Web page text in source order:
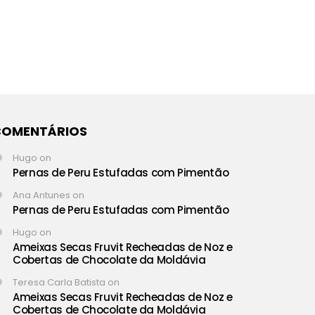
Hugo on
Pernas de Peru Estufadas com Pimentão
Ana Antunes on
Pernas de Peru Estufadas com Pimentão
Hugo on
Ameixas Secas Fruvit Recheadas de Noz e
Cobertas de Chocolate da Moldávia
Teresa Carla Batista on
Ameixas Secas Fruvit Recheadas de Noz e
Cobertas de Chocolate da Moldávia